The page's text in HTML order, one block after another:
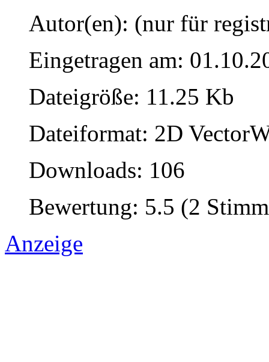
Autor(en): (nur für
Eingetragen am:
Dateigröße: 11.25 Kb
Dateiformat: 2D
Downloads: 106
Bewertung: 5.5 (2
Anzeige